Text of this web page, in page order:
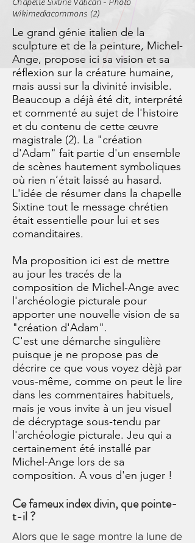
Chapelle Sixtine Vatican - Photo
Wikimediacommons (2)
Le grand génie italien de la
sculpture et de la peinture, Michel-
Ange, propose ici sa vision et sa
réflexion sur la créature humaine,
mais aussi sur la divinité invisible.
Beaucoup a déjà été dit, interprété
et commenté au sujet de l'histoire
et du contenu de cette œuvre
magistrale (2). La "création
d'Adam" fait partie d'un ensemble
de scènes hautement symboliques
où rien n’était laissé au hasard.
L'idée de résumer dans la chapelle
Sixtine tout le message chrétien
était essentielle pour lui et ses
comanditaires.
Ma proposition ici est de mettre
au jour les tracés de la
composition de Michel-Ange avec
l'archéologie picturale pour
apporter une nouvelle vision de sa
"création d'Adam".
C'est une démarche singulière
puisque je ne propose pas de
décrire ce que vous voyez dèjà par
vous-même, comme on peut le lire
dans les commentaires habituels,
mais je vous invite à un jeu visuel
de décryptage sous-tendu par
l'archéologie picturale. Jeu qui a
certainement été installé par
Michel-Ange lors de sa
composition. A vous d'en juger !
Ce fameux index divin, que pointe-
t-il ?
Alors que le sage montre la lune de